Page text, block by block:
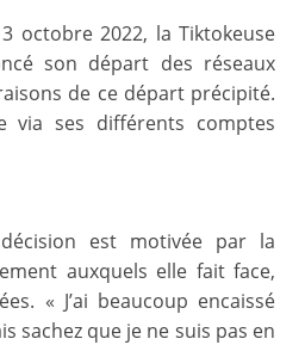
octobre 2022, la Tiktokeuse
son départ des réseaux
de ce départ précipité.
via ses différents comptes
est motivée par la
auxquels elle fait face,
« J’ai beaucoup encaissé
sachez que je ne suis pas en